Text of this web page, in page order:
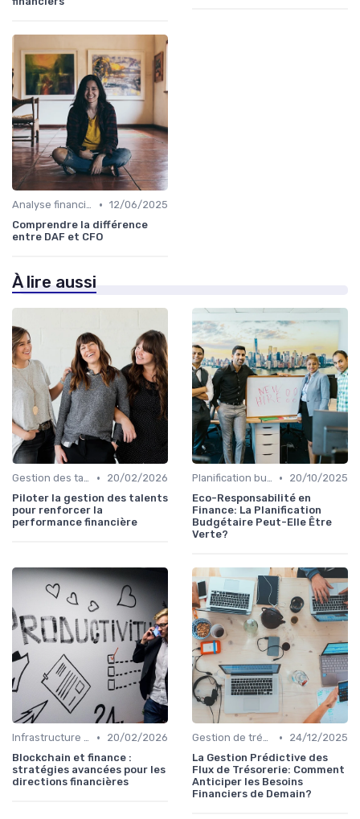
Analyse financière • 12/06/2025
Comprendre la différence
entre DAF et CFO
À lire aussi
Gestion des talents •
20/02/2026
Piloter la gestion des talents
pour renforcer la
performance financière
Planification budgétaire •
20/10/2025
Eco-Responsabilité en
Finance: La Planification
Budgétaire Peut-Elle Être
Verte?
Infrastructure IT •
20/02/2026
Blockchain et finance :
stratégies avancées pour les
directions financières
Gestion de trésorerie •
24/12/2025
La Gestion Prédictive des
Flux de Trésorerie: Comment
Anticiper les Besoins
Financiers de Demain?